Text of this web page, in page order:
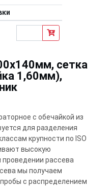
сетка
1,60мм),
с обечайкой из
для разделения
крупности по ISO
высокую
проведении рассева
мы получаем
с распределением